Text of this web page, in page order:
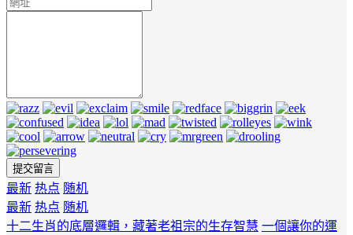
最新 热点 随机
最新 热点 随机
十二生肖的底層邏輯，藏著老祖宗的生存智慧 一個讓你的運